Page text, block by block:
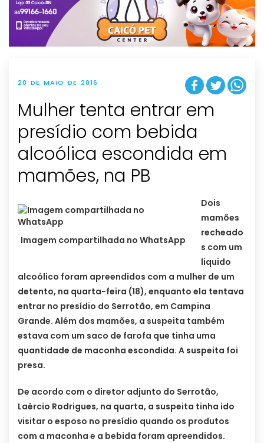
t
i
o
n
20 DE MAIO DE 2016
Mulher tenta entrar em
presídio com bebida
alcoólica escondida em
mamões, na PB
Imagem compartilhada no WhatsApp
Dois
mamões
recheado
s com um
liquido
alcoólico foram apreendidos com a mulher de um
detento, na quarta-feira (18), enquanto ela tentava
entrar no presídio do Serrotão, em Campina
Grande. Além dos mamões, a suspeita também
estava com um saco de farofa que tinha uma
quantidade de maconha escondida. A suspeita foi
presa.
De acordo com o diretor adjunto do Serrotão,
Laércio Rodrigues, na quarta, a suspeita tinha ido
visitar o esposo no presídio quando os produtos
com a maconha e a bebida foram apreendidos.